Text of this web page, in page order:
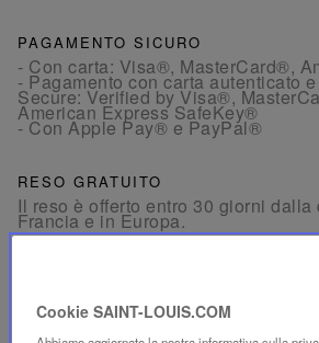
PAGAMENTO SICURO
- Con carta: Visa®, MasterCard®,
- Pagamento con carta autenticato
Secure: Verified by Visa®,
American Express SafeKey®
- Con Apple Pay® e PayPal®
RESO GRATUITO
Il reso è offerto entro 30 giorni dalla
Francia e in Europa.
venerdì, dalle 10:00 alle 18:00.
Cookie SAINT-LOUIS.COM